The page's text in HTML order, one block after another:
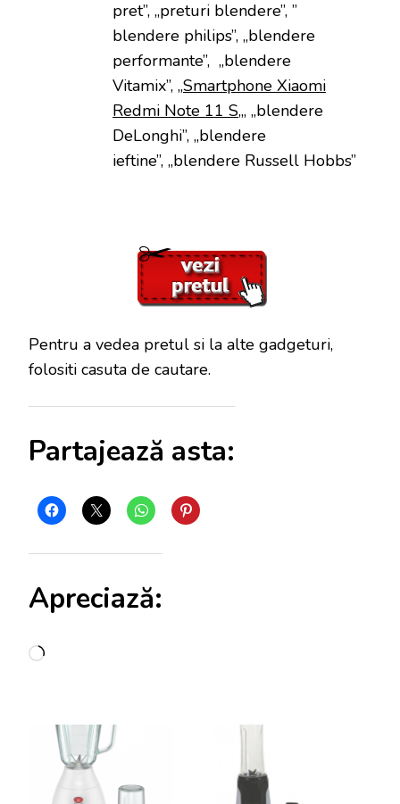
pret”, „preturi blendere”, ”
blendere philips”, „blendere
performante”, „blendere
Vitamix”, „Smartphone Xiaomi
Redmi Note 11 S„, „blendere
DeLonghi”, „blendere
ieftine”, „blendere Russell Hobbs”
Pentru a vedea pretul si la alte gadgeturi,
folositi casuta de cautare.
Partajează asta:
Apreciază:
Încarc...